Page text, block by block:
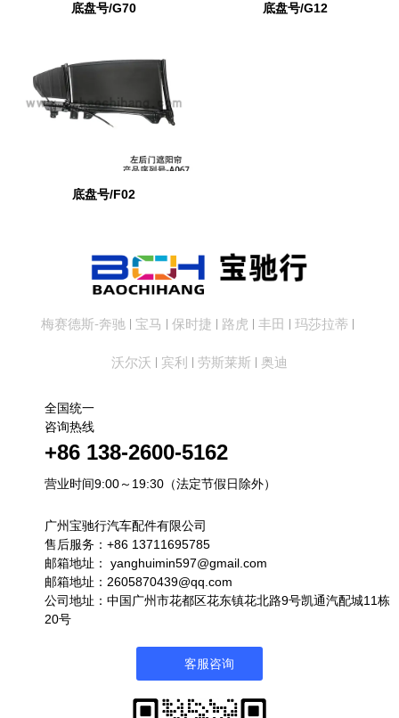
底盘号/G70 底盘号/G12
底盘号/F02
梅赛德斯-奔驰 | 宝马 | 保时捷 | 路虎 | 丰田 | 玛莎拉蒂 |
沃尔沃 | 宾利 | 劳斯莱斯 | 奥迪
全国统一
咨询热线
+86 138-2600-5162
营业时间9:00～19:30（法定节假日除外）
广州宝驰行汽车配件有限公司
售后服务：+86 13711695785
邮箱地址： yanghuimin597@gmail.com
邮箱地址：2605870439@qq.com
公司地址：中国广州市花都区花东镇花北路9号凯通汽配城11栋
20号
客服咨询